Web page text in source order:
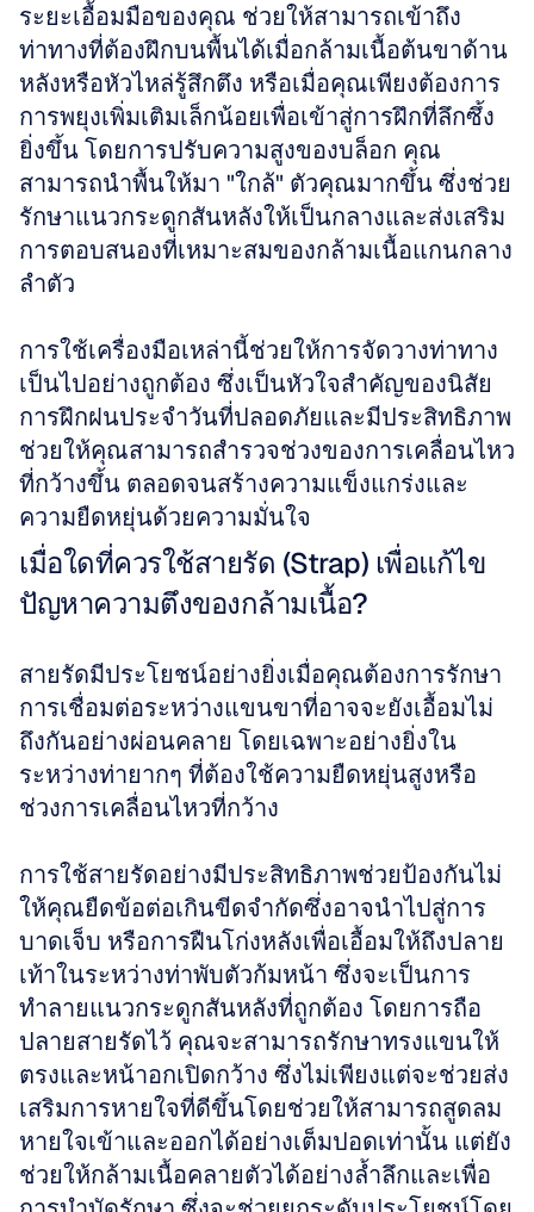
ระยะเอื้อมมือของคุณ ช่วยให้สามารถเข้าถึง
ท่าทางที่ต้องฝึกบนพื้นได้เมื่อกล้ามเนื้อต้นขาด้าน
หลังหรือหัวไหล่รู้สึกตึง หรือเมื่อคุณเพียงต้องการ
การพยุงเพิ่มเติมเล็กน้อยเพื่อเข้าสู่การฝึกที่ลึกซึ้ง
ยิ่งขึ้น โดยการปรับความสูงของบล็อก คุณ
สามารถนำพื้นให้มา "ใกล้" ตัวคุณมากขึ้น ซึ่งช่วย
รักษาแนวกระดูกสันหลังให้เป็นกลางและส่งเสริม
การตอบสนองที่เหมาะสมของกล้ามเนื้อแกนกลาง
ลำตัว
การใช้เครื่องมือเหล่านี้ช่วยให้การจัดวางท่าทาง
เป็นไปอย่างถูกต้อง ซึ่งเป็นหัวใจสำคัญของนิสัย
การฝึกฝนประจำวันที่ปลอดภัยและมีประสิทธิภาพ
ช่วยให้คุณสามารถสำรวจช่วงของการเคลื่อนไหว
ที่กว้างขึ้น ตลอดจนสร้างความแข็งแกร่งและ
ความยืดหยุ่นด้วยความมั่นใจ
เมื่อใดที่ควรใช้สายรัด (Strap) เพื่อแก้ไข
ปัญหาความตึงของกล้ามเนื้อ?
สายรัดมีประโยชน์อย่างยิ่งเมื่อคุณต้องการรักษา
การเชื่อมต่อระหว่างแขนขาที่อาจจะยังเอื้อมไม่
ถึงกันอย่างผ่อนคลาย โดยเฉพาะอย่างยิ่งใน
ระหว่างท่ายากๆ ที่ต้องใช้ความยืดหยุ่นสูงหรือ
ช่วงการเคลื่อนไหวที่กว้าง
การใช้สายรัดอย่างมีประสิทธิภาพช่วยป้องกันไม่
ให้คุณยืดข้อต่อเกินขีดจำกัดซึ่งอาจนำไปสู่การ
บาดเจ็บ หรือการฝืนโก่งหลังเพื่อเอื้อมให้ถึงปลาย
เท้าในระหว่างท่าพับตัวก้มหน้า ซึ่งจะเป็นการ
ทำลายแนวกระดูกสันหลังที่ถูกต้อง โดยการถือ
ปลายสายรัดไว้ คุณจะสามารถรักษาทรงแขนให้
ตรงและหน้าอกเปิดกว้าง ซึ่งไม่เพียงแต่จะช่วยส่ง
เสริมการหายใจที่ดีขึ้นโดยช่วยให้สามารถสูดลม
หายใจเข้าและออกได้อย่างเต็มปอดเท่านั้น แต่ยัง
ช่วยให้กล้ามเนื้อคลายตัวได้อย่างล้ำลึกและเพื่อ